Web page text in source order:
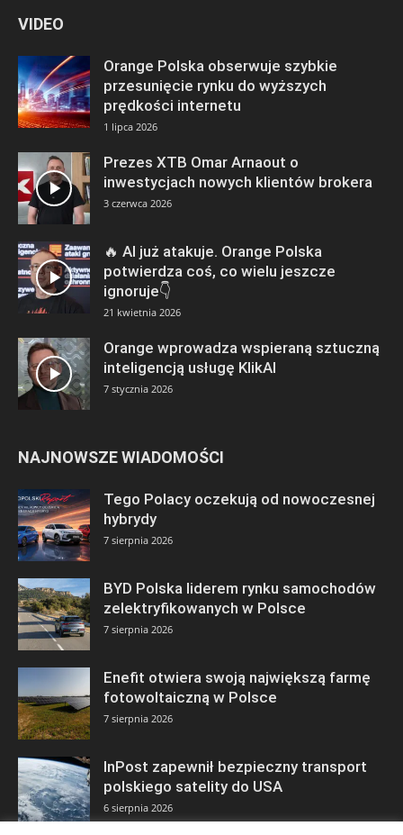
VIDEO
Orange Polska obserwuje szybkie
przesunięcie rynku do wyższych
prędkości internetu
1 lipca 2026
Prezes XTB Omar Arnaout o
inwestycjach nowych klientów brokera
3 czerwca 2026
🔥 AI już atakuje. Orange Polska
potwierdza coś, co wielu jeszcze
ignoruje👇
21 kwietnia 2026
Orange wprowadza wspieraną sztuczną
inteligencją usługę KlikAI
7 stycznia 2026
NAJNOWSZE WIADOMOŚCI
Tego Polacy oczekują od nowoczesnej
hybrydy
7 sierpnia 2026
BYD Polska liderem rynku samochodów
zelektryfikowanych w Polsce
7 sierpnia 2026
Enefit otwiera swoją największą farmę
fotowoltaiczną w Polsce
7 sierpnia 2026
InPost zapewnił bezpieczny transport
polskiego satelity do USA
6 sierpnia 2026